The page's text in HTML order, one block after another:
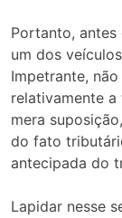
Portanto, antes
um dos
Impetrante,
relativamente
mera
do fato
antecipada do
Lapidar nesse